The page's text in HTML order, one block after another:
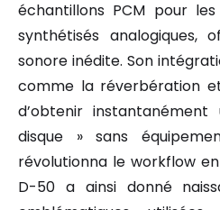
échantillons PCM pour
synthétisés analogiques,
sonore inédite. Son
comme la réverbération
d’obtenir
disque » sans
révolutionna le workflow
D-50 a ainsi donné